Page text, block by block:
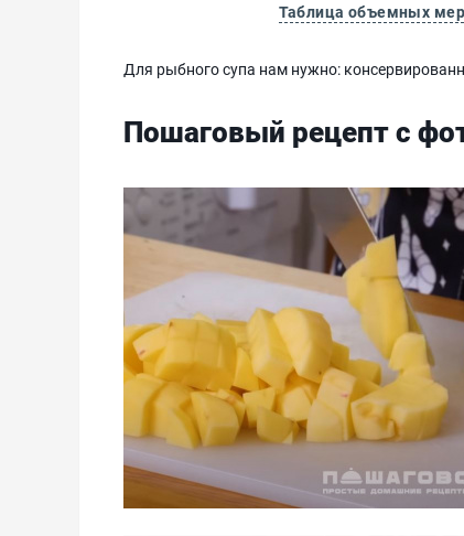
Таблица объемных мер
Для рыбного супа нам нужно:
Пошаговый рецепт с